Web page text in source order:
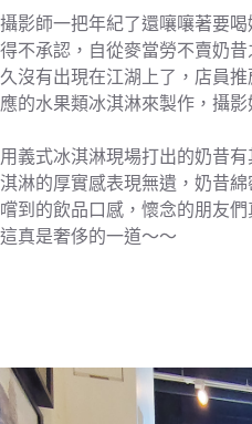
攝影師一把年紀了還嚷嚷著要
得不承認，自從麥當勞不賣奶
久沒有出現在江湖上了，店員
應的水果類冰淇淋來製作，攝影
用義式冰淇淋現場打出的奶昔
淇淋的厚實感表現無遺，奶昔
嚐到的飲品口感，懷念的朋友們
這真是奢侈的一道～～